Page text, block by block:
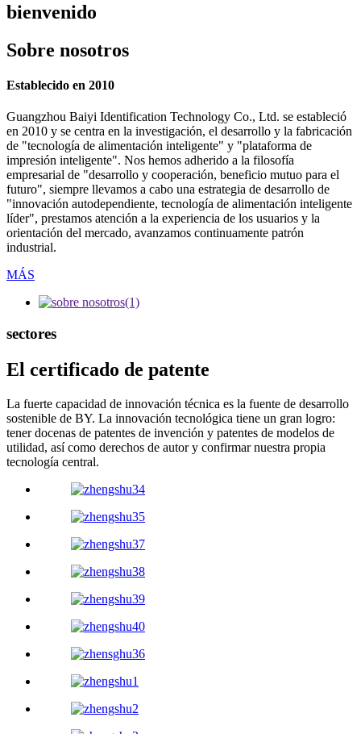
bienvenido
Sobre nosotros
Establecido en 2010
Guangzhou Baiyi Identification Technology Co., Ltd. se estableció
en 2010 y se centra en la investigación, el desarrollo y la fabricación
de "tecnología de alimentación inteligente" y "plataforma de
impresión inteligente". Nos hemos adherido a la filosofía
empresarial de "desarrollo y cooperación, beneficio mutuo para el
futuro", siempre llevamos a cabo una estrategia de desarrollo de
"innovación autodependiente, tecnología de alimentación inteligente
líder", prestamos atención a la experiencia de los usuarios y la
orientación del mercado, avanzamos continuamente patrón
industrial.
MÁS
sectores
El certificado de patente
La fuerte capacidad de innovación técnica es la fuente de desarrollo
sostenible de BY. La innovación tecnológica tiene un gran logro:
tener docenas de patentes de invención y patentes de modelos de
utilidad, así como derechos de autor y confirmar nuestra propia
tecnología central.